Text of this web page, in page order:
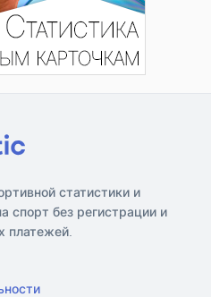
статистики и
спорт без регистрации и
платежей.